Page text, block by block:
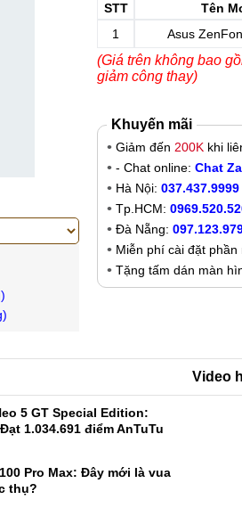
STT
Tên
1
Asus
(Giá trên không bao
giảm công thay)
Khuyến mãi
Giảm đến 200K khi
- Chat online: Chat
Hà Nội: 037.437.9999
Tp.HCM:
Đà Nẵng:
Miễn phí cài đặt phần
Tặng tấm dán màn
5 GT Special Edition:
1.034.691 điểm AnTuTu
Video